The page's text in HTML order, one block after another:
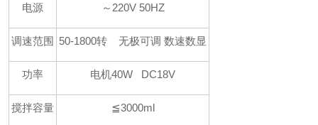
电源 ～220V 50HZ
调速范围 50-1800转 无极可调 数速数显
功率 电机40W DC18V
搅拌容量 ≦3000ml